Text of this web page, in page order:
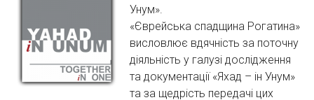
Унум».
«Єврейська спадщина Рогатина»
висловлює вдячність за поточну
діяльність у галузі дослідження
та документації «Яхад – ін Унум»
та за щедрість передачі цих